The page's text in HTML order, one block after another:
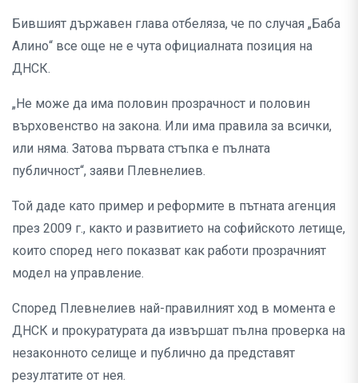
Бившият държавен глава отбеляза, че по случая „Баба
Алино“ все още не е чута официалната позиция на
ДНСК.
„Не може да има половин прозрачност и половин
върховенство на закона. Или има правила за всички,
или няма. Затова първата стъпка е пълната
публичност“, заяви Плевнелиев.
Той даде като пример и реформите в пътната агенция
през 2009 г., както и развитието на софийското летище,
които според него показват как работи прозрачният
модел на управление.
Според Плевнелиев най-правилният ход в момента е
ДНСК и прокуратурата да извършат пълна проверка на
незаконното селище и публично да представят
резултатите от нея.